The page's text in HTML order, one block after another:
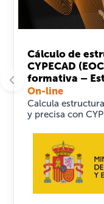
Cálculo de
CYPECAD
formativa –
On-line
Calcula
y precisa con